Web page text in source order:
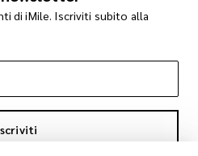
di iMile. Iscriviti subito alla